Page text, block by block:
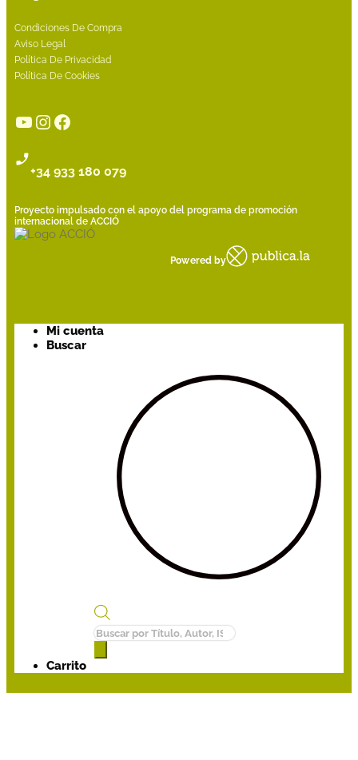
Condiciones De Compra
Aviso Legal
Política De Privacidad
Política De Cookies
YouTube
Instagram
Facebook
+34 933 180 079
Proyecto impulsado con el apoyo del programa de promoción
internacional de ACCIÓ
Powered by
Mi cuenta
Buscar
Búsqueda
de
Carrito